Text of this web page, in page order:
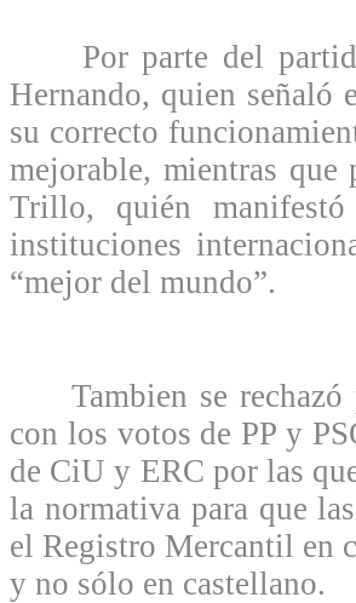
Por parte del
Hernando, quien señaló
su correcto
mejorable, mientras
Trillo, quién manifestó
instituciones
“mejor del mundo”.
Tambien se rechazó
con los votos de PP y
de CiU y ERC por las
la normativa para que
el Registro Mercantil en
y no sólo en castellano.